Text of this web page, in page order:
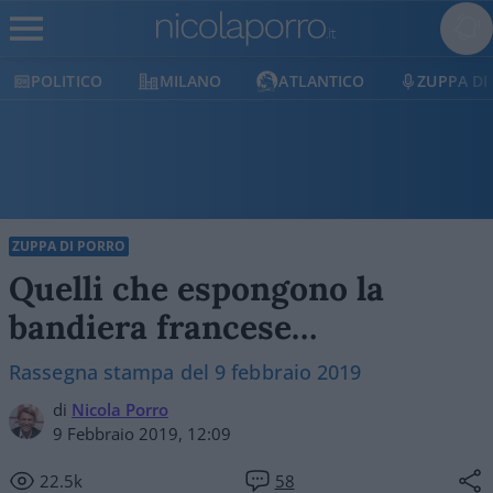
POLITICO MILANO ATLANTICO ZUPPA DI
ZUPPA DI PORRO
Quelli che espongono la
bandiera francese…
Rassegna stampa del 9 febbraio 2019
di Nicola Porro
9 Febbraio 2019, 12:09
22.5k 58